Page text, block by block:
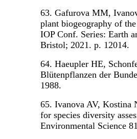
63. Gafurova MM,
plant biogeography of
IOP Conf. Series: Earth
Bristol; 2021. p. 12014.
64. Haeupler HE,
Blütenpflanzen der
1988.
65. Ivanova AV, Kostina
for species diversity
Environmental Science